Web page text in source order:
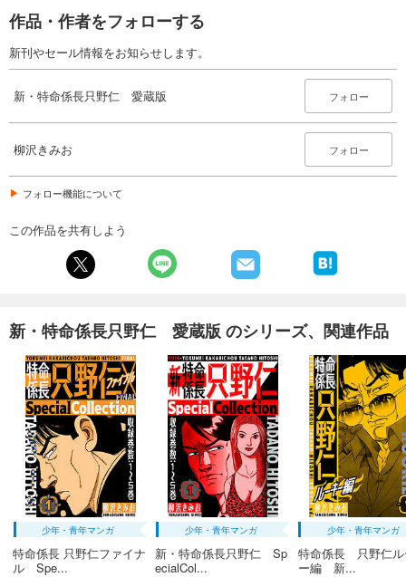
作品・作者をフォローする
新刊やセール情報をお知らせします。
新・特命係長只野仁 愛蔵版 フォロー
柳沢きみお フォロー
フォロー機能について
この作品を共有しよう
新・特命係長只野仁 愛蔵版 のシリーズ、関連作品
少年・青年マンガ
特命係長 只野仁ファイナ
ル Spe...
少年・青年マンガ
新・特命係長只野仁 Sp
ecialCol...
少年・青年マンガ
特命係長 只野仁ル
ー編 新...